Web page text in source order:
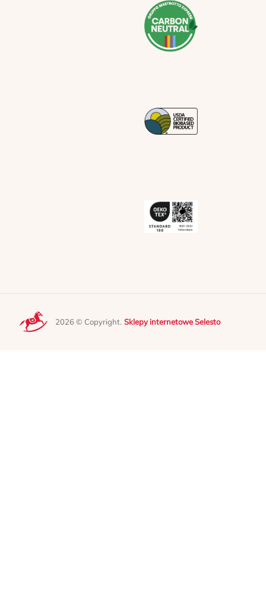
2026 © Copyright. Sklepy internetowe Selesto